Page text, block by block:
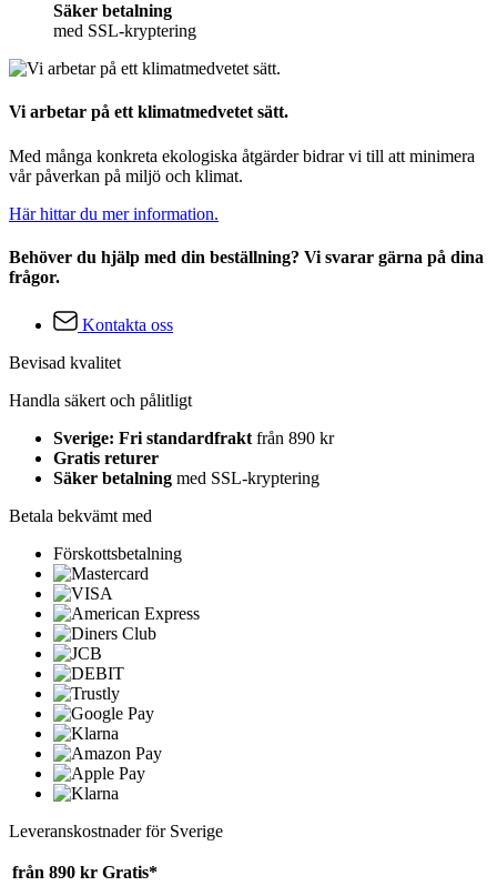
Säker betalning
med SSL-kryptering
Vi arbetar på ett klimatmedvetet sätt.
Med många konkreta ekologiska åtgärder bidrar vi till att minimera
vår påverkan på miljö och klimat.
Här hittar du mer information.
Behöver du hjälp med din beställning? Vi svarar gärna på dina
frågor.
Kontakta oss
Bevisad kvalitet
Handla säkert och pålitligt
Sverige: Fri standardfrakt från 890 kr
Gratis returer
Säker betalning med SSL-kryptering
Betala bekvämt med
Förskottsbetalning
Leveranskostnader för Sverige
från 890 kr Gratis*